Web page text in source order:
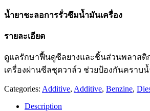
น้ำยาชะลอการรั่วซึมน้ำมันเครื่อง
รายละเอียด
ดูแลรักษาฟื้นดูซีลยางและชิ้นส่วนพลาสติ
เครื่องผ่านซีลชุดวาล์ว ช่วยป้องกันคราบ
Categories: Additive, Additive, Benzine,
Description